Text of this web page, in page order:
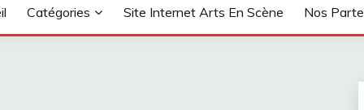
Catégories Site Internet Arts En Scène Nos